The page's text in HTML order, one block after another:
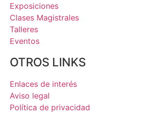
Exposiciones
Clases Magistrales
Talleres
Eventos
OTROS LINKS
Enlaces de interés
Aviso legal
Política de privacidad